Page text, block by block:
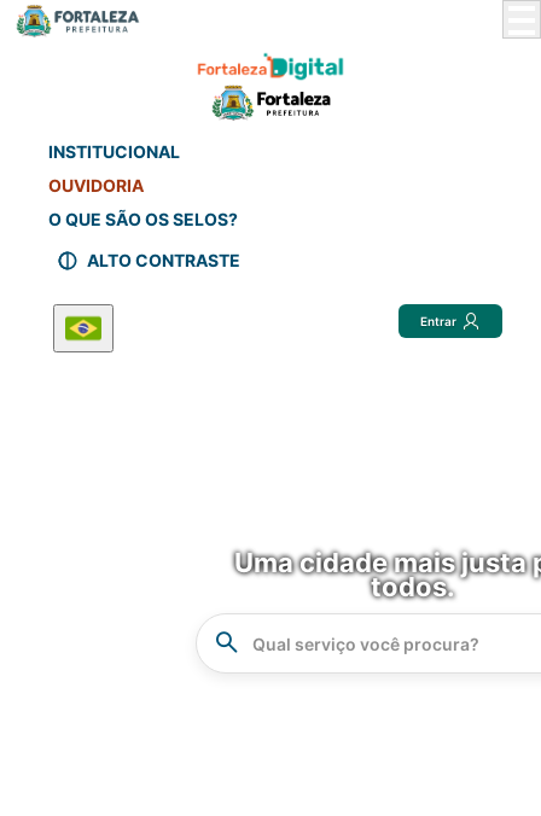
INSTITUCIONAL
OUVIDORIA
O QUE SÃO OS SELOS?
ALTO CONTRASTE
Entrar
Uma cidade mais justa
todos.